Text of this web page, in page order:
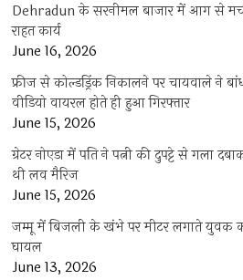
Dehradun के सरनीमल बाजार में आग से
राहत कार्य
June 16, 2026
फ्रीज से कोल्डड्रिंक निकालने पर चायवाले ने
वीडियो वायरल होते ही हुआ गिरफ्तार
June 15, 2026
ग्रेटर नोएडा में पति ने पत्नी की दुपट्टे से गला
थी लव मैरिज
June 15, 2026
जम्मू में बिजली के खंभे पर मीटर लगाते युवक
घायल
June 13, 2026